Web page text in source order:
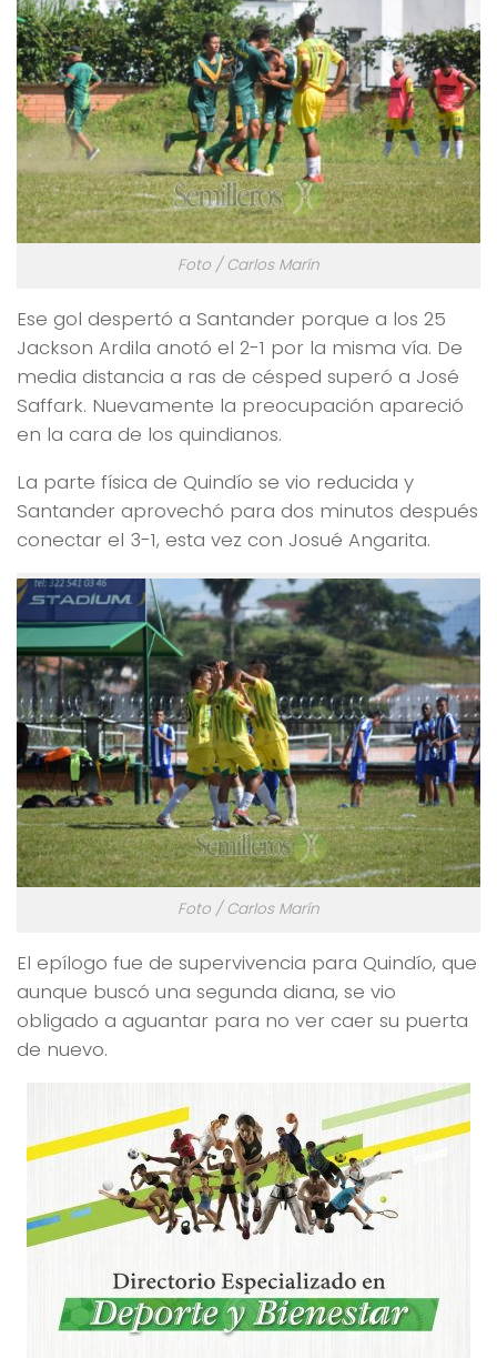
Foto / Carlos Marín
Ese gol despertó a Santander porque a los 25
Jackson Ardila anotó el 2-1 por la misma vía. De
media distancia a ras de césped superó a José
Saffark. Nuevamente la preocupación apareció
en la cara de los quindianos.
La parte física de Quindío se vio reducida y
Santander aprovechó para dos minutos después
conectar el 3-1, esta vez con Josué Angarita.
Foto / Carlos Marín
El epílogo fue de supervivencia para Quindío, que
aunque buscó una segunda diana, se vio
obligado a aguantar para no ver caer su puerta
de nuevo.